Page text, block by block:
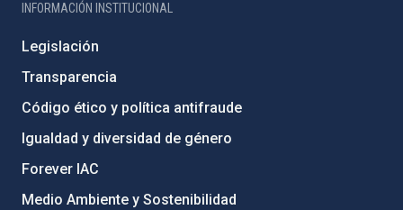
INFORMACIÓN INSTITUCIONAL
Legislación
Transparencia
Código ético y política antifraude
Igualdad y diversidad de género
Forever IAC
Medio Ambiente y Sostenibilidad